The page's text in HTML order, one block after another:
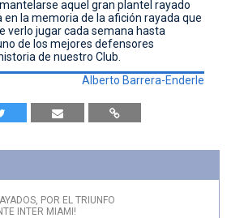
aquel gran plantel rayado
en la memoria de la afición rayada que
verlo jugar cada semana hasta
de los mejores defensores
de nuestro Club.
Alberto Barrera-Enderle
POR EL TRIUNFO
INTER MIAMI!